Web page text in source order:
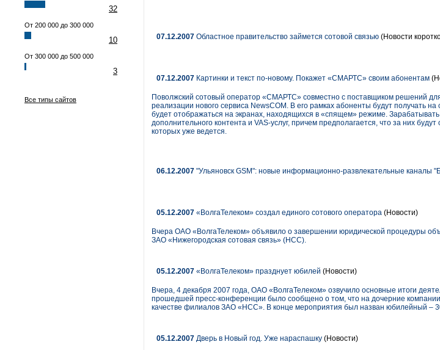
32
От 200 000 до 300 000
10
От 300 000 до 500 000
3
Все типы сайтов
07.12.2007 Областное правительство займется сотовой связью (Новости
07.12.2007 Картинки и текст по-новому. Покажет «СМАРТС» своим абонентам
Поволжский сотовый оператор «СМАРТС» совместно с поставщиком решений
реализации нового сервиса NewsCOM. В его рамках абоненты будут получать
будет отображаться на экранах, находящихся в «спящем» режиме.
дополнительного контента и VAS-услуг, причем предполагается, что за них
которых уже ведется.
06.12.2007 "Ульяновск GSM": новые информационно-развлекательные каналы
05.12.2007 «ВолгаТелеком» создал единого сотового оператора (Новости)
Вчера ОАО «ВолгаТелеком» объявило о завершении юридической процедуры
ЗАО «Нижегородская сотовая связь» (НСС).
05.12.2007 «ВолгаТелеком» празднует юбилей (Новости)
Вчера, 4 декабря 2007 года, ОАО «ВолгаТелеком» озвучило основные итоги
прошедшей пресс-конференции было сообщено о том, что на дочерние
качестве филиалов ЗАО «НСС». В конце мероприятия был назван юбилейный –
05.12.2007 Дверь в Новый год. Уже нараспашку (Новости)